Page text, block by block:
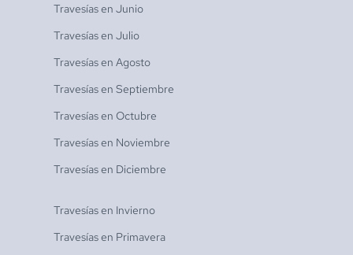
Travesías en Junio
Travesías en Julio
Travesías en Agosto
Travesías en Septiembre
Travesías en Octubre
Travesías en Noviembre
Travesías en Diciembre
Travesías en Invierno
Travesías en Primavera